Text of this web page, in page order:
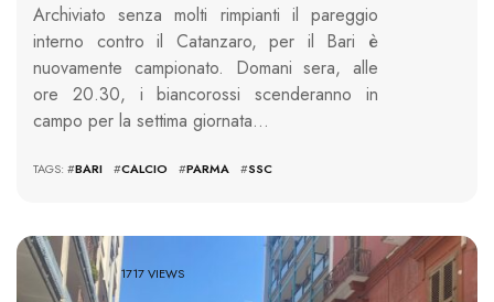
Archiviato senza molti rimpianti il pareggio
interno contro il Catanzaro, per il Bari è
nuovamente campionato. Domani sera, alle
ore 20.30, i biancorossi scenderanno in
campo per la settima giornata…
TAGS: #BARI #CALCIO #PARMA #SSC
1717 VIEWS